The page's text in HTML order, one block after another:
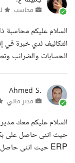
محاسب
السلام عليكم محاسبة
التكاليف لدي خبرة في
الحسابات والضرائب
Ahmed S.
مدير مالي
ERP حيث اننى حاصل على دبلومة ...